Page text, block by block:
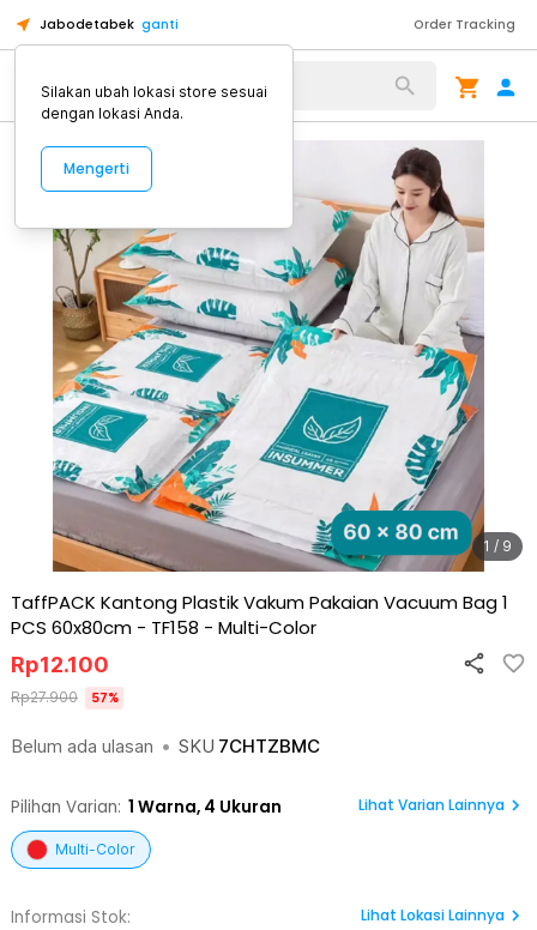
Jabodetabek ganti Order Tracking
Alat Kopi
1 / 9
TaffPACK Kantong Plastik Vakum Pakaian Vacuum Bag 1
PCS 60x80cm - TF158 - Multi-Color
Belum ada ulasan • SKU 7CHTZBMC
Rp12.100
Rp27.900 57%
Pilihan Varian: 1 Warna, 4 Ukuran Lihat Varian Lainnya
Multi-Color
Informasi Stok:
Lihat Lokasi Lainnya
Silakan ubah lokasi store sesuai
dengan lokasi Anda.
Mengerti